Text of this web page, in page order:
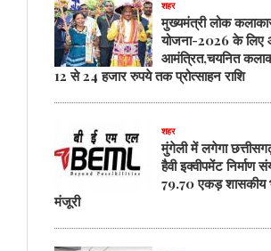
निर्णय,
उद्योग
विभाग
को
सौंपा
जाएगा
का
ट्रेडमार्क
शहर
मुख्यमंत्री लोक
योजना-2026 के
आमंत्रित,चयनित
12 से 24 हजार रुपये तक प्रोत्साहन राशि
शहर
मुंगेली में लगेगा
हैवी इक्वीपमेंट
79.70 एकड़ शासकीय
मंजूरी